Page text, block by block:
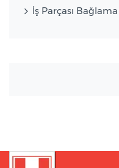
İş Parçası Bağlama